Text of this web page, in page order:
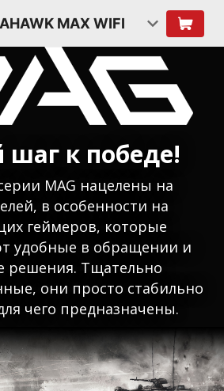
MAX WIFI
шаг к победе!
MAG нацелены на
в особенности на
геймеров, которые
удобные в обращении и
решения. Тщательно
они просто стабильно
чего предназначены.